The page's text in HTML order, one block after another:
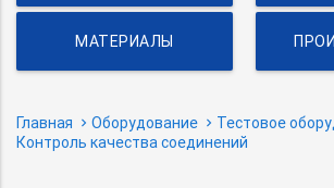
МАТЕРИАЛЫ
Главная Оборудование
Тестовое
Контроль качества соединений